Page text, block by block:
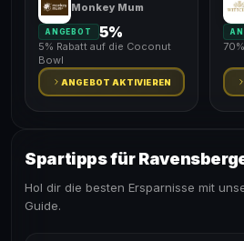
Monkey Mum
ANGEBOT 5%
5% Rabatt auf die Coconut
Bowl
ANGEBOT AKTIVIEREN
Spartipps für
Hol dir die besten Ersparnisse mit
Guide.